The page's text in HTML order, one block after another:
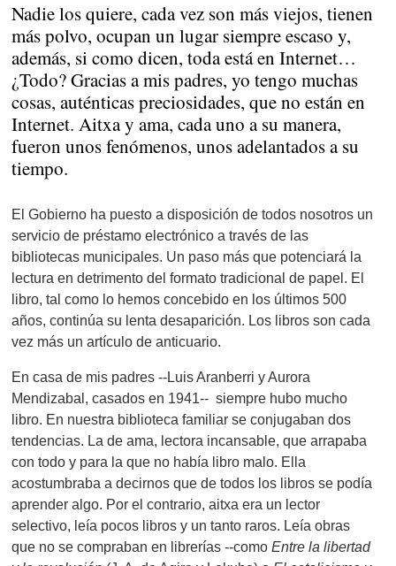
Nadie los quiere, cada vez son más viejos, tienen
más polvo, ocupan un lugar siempre escaso y,
además, si como dicen, toda está en Internet…
¿Todo? Gracias a mis padres, yo tengo muchas
cosas, auténticas preciosidades, que no están en
Internet. Aitxa y ama, cada uno a su manera,
fueron unos fenómenos, unos adelantados a su
tiempo.
El Gobierno ha puesto a disposición de todos nosotros un
servicio de préstamo electrónico a través de las
bibliotecas municipales. Un paso más que potenciará la
lectura en detrimento del formato tradicional de papel. El
libro, tal como lo hemos concebido en los últimos 500
años, continúa su lenta desaparición. Los libros son cada
vez más un artículo de anticuario.
En casa de mis padres --Luis Aranberri y Aurora
Mendizabal, casados en 1941-- siempre hubo mucho
libro. En nuestra biblioteca familiar se conjugaban dos
tendencias. La de ama, lectora incansable, que arrapaba
con todo y para la que no había libro malo. Ella
acostumbraba a decirnos que de todos los libros se podía
aprender algo. Por el contrario, aitxa era un lector
selectivo, leía pocos libros y un tanto raros. Leía obras
que no se compraban en librerías --como Entre la libertad